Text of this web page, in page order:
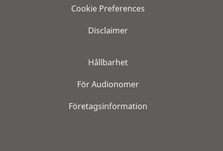
Cookie Preferences
Disclaimer
Hållbarhet
För Audionomer
Företagsinformation